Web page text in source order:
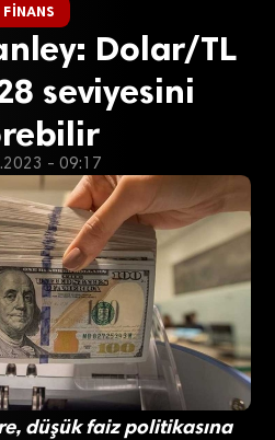
FINANS
Dolar/TL
seviyesini
- 09:17
düşük faiz politikasına